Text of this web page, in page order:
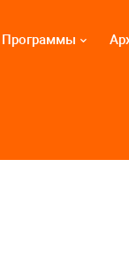
Программы